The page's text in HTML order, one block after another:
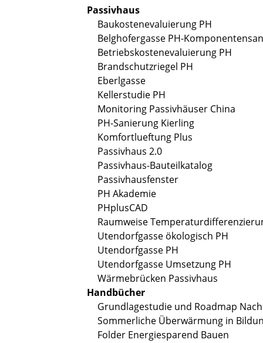
Passivhaus
Baukostenevaluierung PH
Belghofergasse PH-
Betriebskostenevaluierung PH
Brandschutzriegel PH
Eberlgasse
Kellerstudie PH
Monitoring Passivhäuser China
PH-Sanierung Kierling
Komfortlueftung Plus
Passivhaus 2.0
Passivhaus-Bauteilkatalog
Passivhausfenster
PH Akademie
PHplusCAD
Raumweise
Utendorfgasse ökologisch PH
Utendorfgasse PH
Utendorfgasse Umsetzung PH
Wärmebrücken Passivhaus
Handbücher
Grundlagestudie und Roadmap
Sommerliche Überwärmung in
Folder Energiesparend Bauen